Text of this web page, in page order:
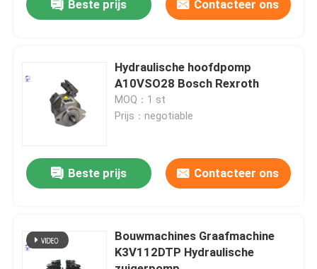
Contacteer ons
Vraag een offerte aan
Deutzmotor
CUMMINS-Motor
Beste prijs Contacteer ons
Hydraulische hoofdpomp
A10VSO28 Bosch Rexroth
MOQ：1 st
Prijs：negotiable
Beste prijs Contacteer ons
Bouwmachines Graafmachine
K3V112DTP Hydraulische